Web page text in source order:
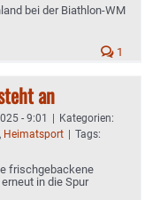
bei der Biathlon-WM
1
an
- 9:01 | Kategorien:
, Heimatsport | Tags:
frischgebackene
in die Spur